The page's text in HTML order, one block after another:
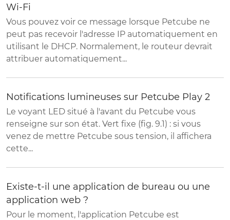
Wi-Fi
Vous pouvez voir ce message lorsque Petcube ne
peut pas recevoir l'adresse IP automatiquement en
utilisant le DHCP. Normalement, le routeur devrait
attribuer automatiquement...
Notifications lumineuses sur Petcube Play 2
Le voyant LED situé à l'avant du Petcube vous
renseigne sur son état. Vert fixe (fig. 9.1) : si vous
venez de mettre Petcube sous tension, il affichera
cette...
Existe-t-il une application de bureau ou une
application web ?
Pour le moment, l'application Petcube est